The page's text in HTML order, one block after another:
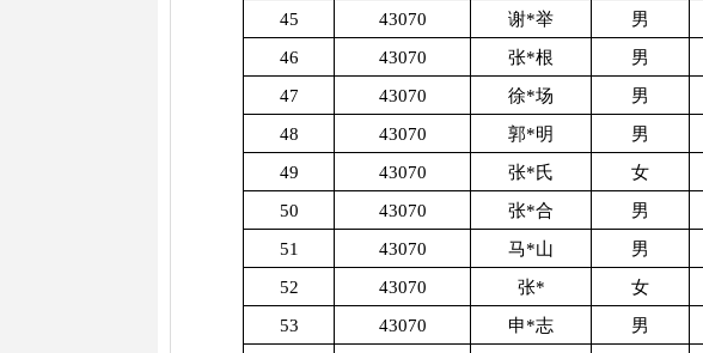
45
43070 谢*举 男
46
43070 张*根 男
47
43070 徐*场 男
48
43070 郭*明 男
49
43070 张*氏 女
50
43070 张*合 男
51
43070 马*山 男
52
43070 张* 女
53
43070 申*志 男